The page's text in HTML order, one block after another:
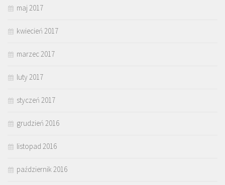
maj 2017
kwiecień 2017
marzec 2017
luty 2017
styczeń 2017
grudzień 2016
listopad 2016
październik 2016